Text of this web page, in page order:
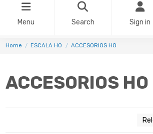
Menu Search Sign in
Home ESCALA H0 ACCESORIOS HO
ACCESORIOS HO